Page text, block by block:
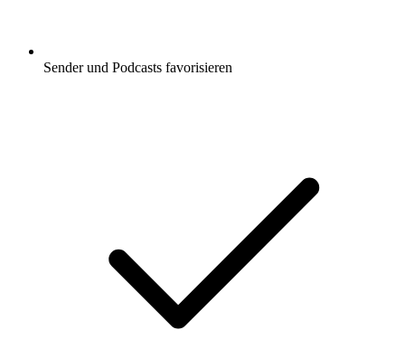
Sender und Podcasts favorisieren